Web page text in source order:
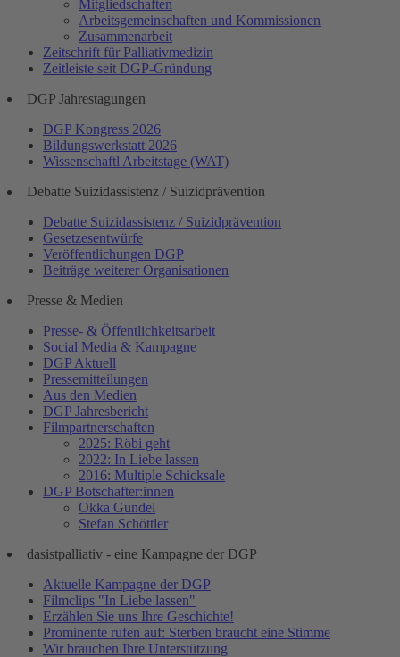
Mitgliedschaften
Arbeitsgemeinschaften und Kommissionen
Zusammenarbeit
Zeitschrift für Palliativmedizin
Zeitleiste seit DGP-Gründung
DGP Jahrestagungen
DGP Kongress 2026
Bildungswerkstatt 2026
Wissenschaftl Arbeitstage (WAT)
Debatte Suizidassistenz / Suizidprävention
Debatte Suizidassistenz / Suizidprävention
Gesetzesentwürfe
Veröffentlichungen DGP
Beiträge weiterer Organisationen
Presse & Medien
Presse- & Öffentlichkeitsarbeit
Social Media & Kampagne
DGP Aktuell
Pressemitteilungen
Aus den Medien
DGP Jahresbericht
Filmpartnerschaften
2025: Röbi geht
2022: In Liebe lassen
2016: Multiple Schicksale
DGP Botschafter:innen
Okka Gundel
Stefan Schöttler
dasistpalliativ - eine Kampagne der DGP
Aktuelle Kampagne der DGP
Filmclips "In Liebe lassen"
Erzählen Sie uns Ihre Geschichte!
Prominente rufen auf: Sterben braucht eine Stimme
Wir brauchen Ihre Unterstützung